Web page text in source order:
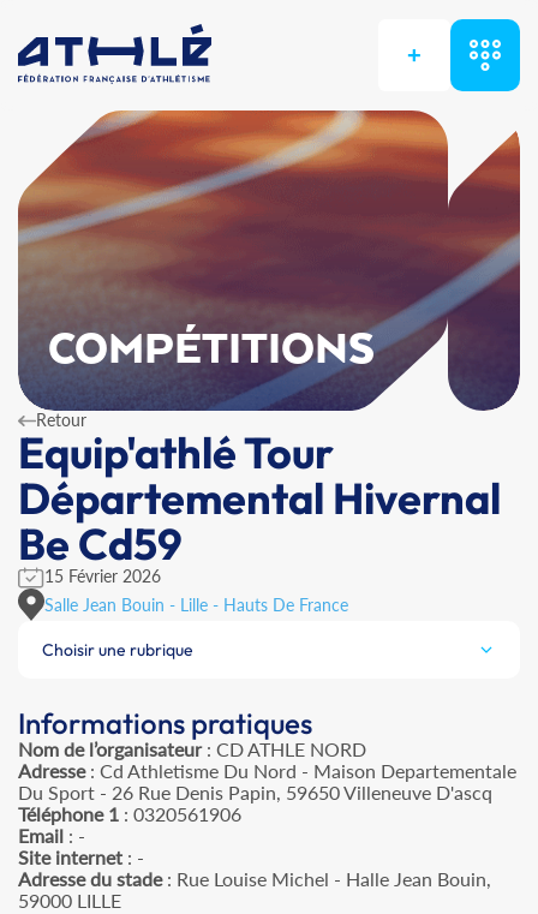
+
COMPÉTITIONS
Retour
Equip'athlé Tour
Départemental Hivernal
Be Cd59
15 Février 2026
Salle Jean Bouin - Lille - Hauts De France
Choisir une rubrique
Informations pratiques
Nom de l’organisateur: CD ATHLE NORD
Adresse: Cd Athletisme Du Nord - Maison Departementale
Du Sport - 26 Rue Denis Papin, 59650 Villeneuve D'ascq
Téléphone 1 : 0320561906
Email : -
Site internet : -
Adresse du stade: Rue Louise Michel - Halle Jean Bouin,
59000 LILLE